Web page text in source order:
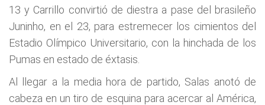
13 y Carrillo convirtió de diestra a pase del brasileño
Juninho, en el 23, para estremecer los cimientos del
Estadio Olímpico Universitario, con la hinchada de los
Pumas en estado de éxtasis.
Al llegar a la media hora de partido, Salas anotó de
cabeza en un tiro de esquina para acercar al América,